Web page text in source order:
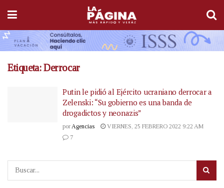
Etiqueta:Derrocar
Putin le pidió al Ejército ucraniano derrocar a
Zelenski: “Su gobierno es una banda de
drogadictos y neonazis”
por Agencias
VIERNES, 25 FEBRERO 2022 9:22 AM
7